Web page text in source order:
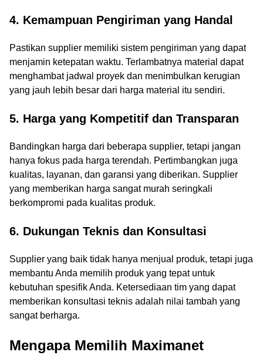
4. Kemampuan Pengiriman yang Handal
Pastikan supplier memiliki sistem pengiriman yang dapat
menjamin ketepatan waktu. Terlambatnya material dapat
menghambat jadwal proyek dan menimbulkan kerugian
yang jauh lebih besar dari harga material itu sendiri.
5. Harga yang Kompetitif dan Transparan
Bandingkan harga dari beberapa supplier, tetapi jangan
hanya fokus pada harga terendah. Pertimbangkan juga
kualitas, layanan, dan garansi yang diberikan. Supplier
yang memberikan harga sangat murah seringkali
berkompromi pada kualitas produk.
6. Dukungan Teknis dan Konsultasi
Supplier yang baik tidak hanya menjual produk, tetapi juga
membantu Anda memilih produk yang tepat untuk
kebutuhan spesifik Anda. Ketersediaan tim yang dapat
memberikan konsultasi teknis adalah nilai tambah yang
sangat berharga.
Mengapa Memilih Maximanet